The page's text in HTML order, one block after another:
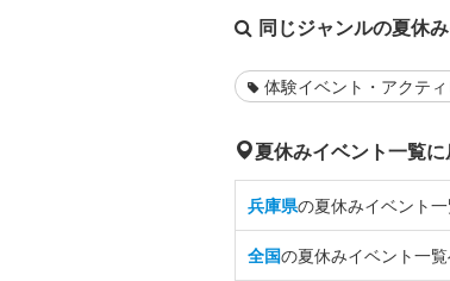
同じジャンルの夏休
体験イベント・アクティ
夏休みイベント一覧に
兵庫県の夏休みイベント
全国の夏休みイベント一